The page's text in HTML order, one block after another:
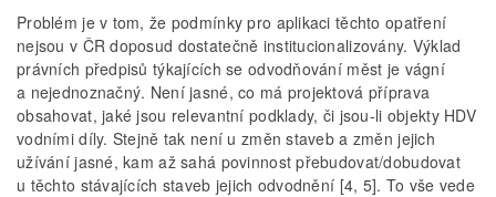
Problém je v tom, že podmínky pro aplikaci těchto opatření
nejsou v ČR doposud dostatečně institucionalizovány. Výklad
právních předpisů týkajících se odvodňování měst je vágní
a nejednoznačný. Není jasné, co má projektová příprava
obsahovat, jaké jsou relevantní podklady, či jsou-li objekty HDV
vodními díly. Stejně tak není u změn staveb a změn jejich
užívání jasné, kam až sahá povinnost přebudovat/dobudovat
u těchto stávajících staveb jejich odvodnění [4, 5]. To vše vede